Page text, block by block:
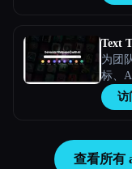
Text
为团
标、
访
查看所有